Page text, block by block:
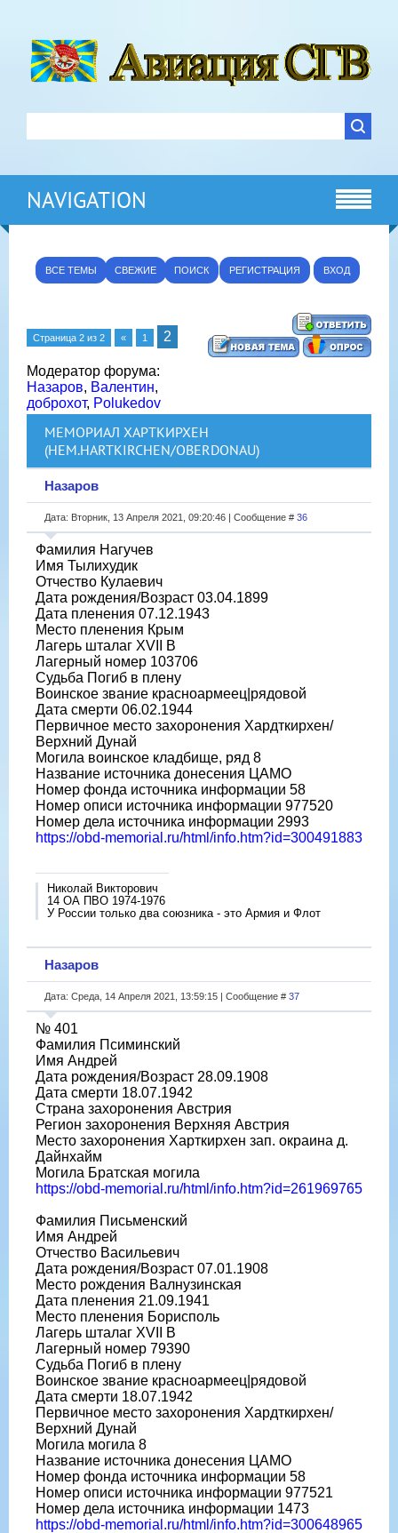
NAVIGATION
ВСЕ ТЕМЫ СВЕЖИЕ ПОИСК РЕГИСТРАЦИЯ ВХОД
Страница 2 из 2 « 1 2
Модератор форума:
Назаров, Валентин,
доброхот, Polukedov
МЕМОРИАЛ ХАРТКИРХЕН
(НЕМ.HARTKIRCHEN/OBERDONAU)
Назаров
Дата: Вторник, 13 Апреля 2021, 09:20:46 | Сообщение # 36
Фамилия Нагучев
Имя Тылихудик
Отчество Кулаевич
Дата рождения/Возраст 03.04.1899
Дата пленения 07.12.1943
Место пленения Крым
Лагерь шталаг XVII B
Лагерный номер 103706
Судьба Погиб в плену
Воинское звание красноармеец|рядовой
Дата смерти 06.02.1944
Первичное место захоронения Хардткирхен/
Верхний Дунай
Могила воинское кладбище, ряд 8
Название источника донесения ЦАМО
Номер фонда источника информации 58
Номер описи источника информации 977520
Номер дела источника информации 2993
https://obd-memorial.ru/html/info.htm?id=300491883
Николай Викторович
14 ОА ПВО 1974-1976
У России только два союзника - это Армия и Флот
Назаров
Дата: Среда, 14 Апреля 2021, 13:59:15 | Сообщение # 37
№ 401
Фамилия Псиминский
Имя Андрей
Дата рождения/Возраст 28.09.1908
Дата смерти 18.07.1942
Страна захоронения Австрия
Регион захоронения Верхняя Австрия
Место захоронения Харткирхен зап. окраина д.
Дайнхайм
Могила Братская могила
https://obd-memorial.ru/html/info.htm?id=261969765
Фамилия Письменский
Имя Андрей
Отчество Васильевич
Дата рождения/Возраст 07.01.1908
Место рождения Валнузинская
Дата пленения 21.09.1941
Место пленения Борисполь
Лагерь шталаг XVII B
Лагерный номер 79390
Судьба Погиб в плену
Воинское звание красноармеец|рядовой
Дата смерти 18.07.1942
Первичное место захоронения Хардткирхен/
Верхний Дунай
Могила могила 8
Название источника донесения ЦАМО
Номер фонда источника информации 58
Номер описи источника информации 977521
Номер дела источника информации 1473
https://obd-memorial.ru/html/info.htm?id=300648965